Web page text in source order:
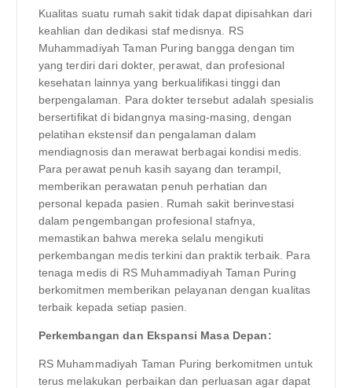
Kualitas suatu rumah sakit tidak dapat dipisahkan dari
keahlian dan dedikasi staf medisnya. RS
Muhammadiyah Taman Puring bangga dengan tim
yang terdiri dari dokter, perawat, dan profesional
kesehatan lainnya yang berkualifikasi tinggi dan
berpengalaman. Para dokter tersebut adalah spesialis
bersertifikat di bidangnya masing-masing, dengan
pelatihan ekstensif dan pengalaman dalam
mendiagnosis dan merawat berbagai kondisi medis.
Para perawat penuh kasih sayang dan terampil,
memberikan perawatan penuh perhatian dan
personal kepada pasien. Rumah sakit berinvestasi
dalam pengembangan profesional stafnya,
memastikan bahwa mereka selalu mengikuti
perkembangan medis terkini dan praktik terbaik. Para
tenaga medis di RS Muhammadiyah Taman Puring
berkomitmen memberikan pelayanan dengan kualitas
terbaik kepada setiap pasien.
Perkembangan dan Ekspansi Masa Depan:
RS Muhammadiyah Taman Puring berkomitmen untuk
terus melakukan perbaikan dan perluasan agar dapat